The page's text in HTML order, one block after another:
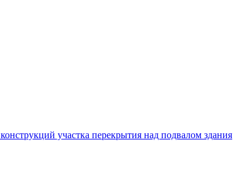
участка перекрытия над подвалом здания